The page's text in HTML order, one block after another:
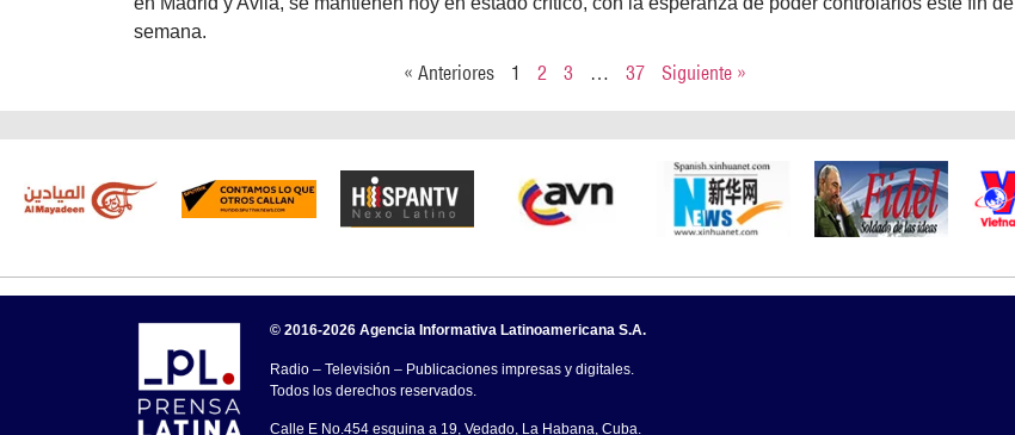
semana.
« Anteriores 1 2 3 … 37 Siguiente »
© 2016-2026 Agencia Informativa Latinoamericana S.A.
Radio – Televisión – Publicaciones impresas y digitales.
Todos los derechos reservados.
Calle E No.454 esquina a 19, Vedado, La Habana, Cuba.